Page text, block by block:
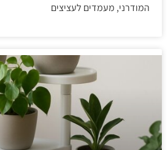
המודרני, מעמדים לעציצים